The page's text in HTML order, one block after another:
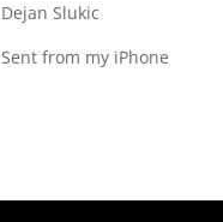
Dejan Slukic
Sent from my iPhone